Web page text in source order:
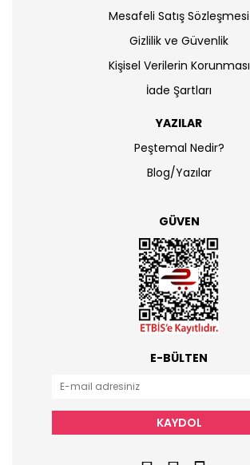
Mesafeli Satış Sözleşmesi
Gizlilik ve Güvenlik
Kişisel Verilerin Korunması
İade Şartları
YAZILAR
Peştemal Nedir?
Blog/Yazılar
GÜVEN
E-BÜLTEN
KAYDOL